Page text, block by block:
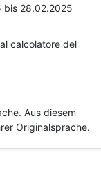
bis 28.02.2025
calcolatore del
Aus diesem
Originalsprache.